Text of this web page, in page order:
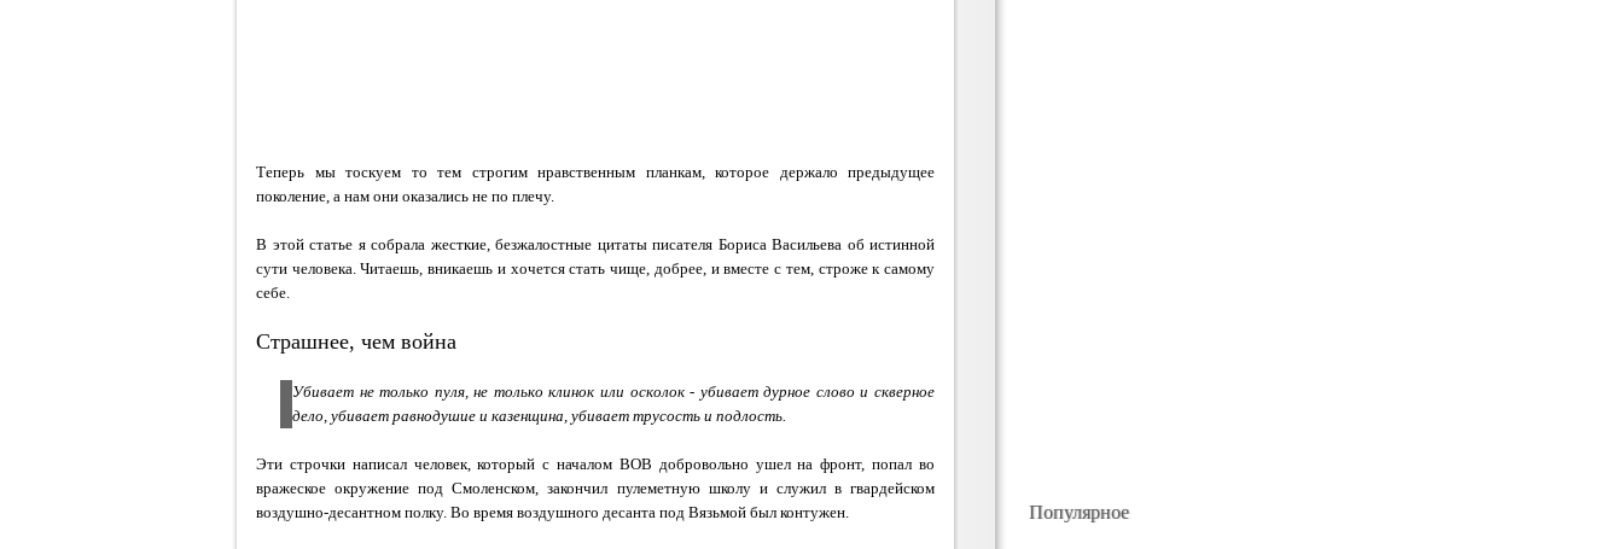
Теперь мы тоскуем то тем строгим нравственным планкам, которое держало предыдущее
поколение, а нам они оказались не по плечу.
В этой статье я собрала жесткие, безжалостные цитаты писателя Бориса Васильева об истинной
сути человека. Читаешь, вникаешь и хочется стать чище, добрее, и вместе с тем, строже к самому
себе.
Страшнее, чем война
Убивает не только пуля, не только клинок или осколок - убивает дурное слово и скверное
дело, убивает равнодушие и казенщина, убивает трусость и подлость.
Эти строчки написал человек, который с началом ВОВ добровольно ушел на фронт, попал во
вражеское окружение под Смоленском, закончил пулеметную школу и служил в гвардейском
воздушно-десантном полку. Во время воздушного десанта под Вязьмой был контужен.
Популярное